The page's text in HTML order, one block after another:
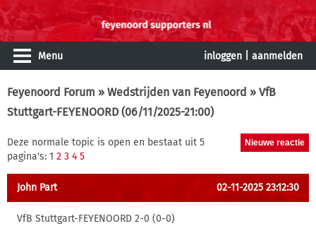
Menu inloggen aanmelden
Feyenoord Forum » Wedstrijden van Feyenoord » VfB
Stuttgart-FEYENOORD (06/11/2025-21:00)
Deze normale topic is open en bestaat uit 5
pagina's: 1 2 3 4 5
John Part 02-11-2025 23:12:30
VfB Stuttgart-FEYENOORD 2-0 (0-0)